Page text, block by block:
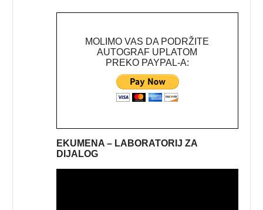
MOLIMO VAS DA PODRŽITE
AUTOGRAF UPLATOM
PREKO PAYPAL-A:
EKUMENA – LABORATORIJ ZA
DIJALOG